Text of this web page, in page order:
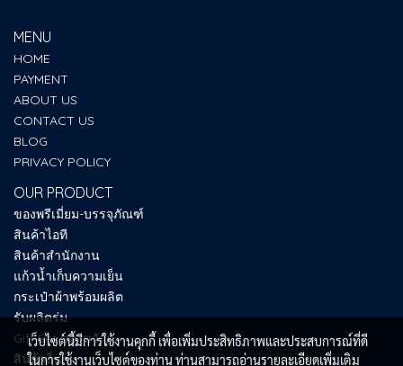
MENU
HOME
PAYMENT
ABOUT US
CONTACT US
BLOG
PRIVACY POLICY
OUR PRODUCT
ของพรีเมี่ยม-บรรจุภัณฑ์
สินค้าไอที
สินค้าสำนักงาน
แก้วน้ำเก็บความเย็น
กระเป๋าผ้าพร้อมผลิต
รับผลิตร่ม
Gift Set ของขวัญ
สินค้าอื่นๆ
เว็บไซต์นี้มีการใช้งานคุกกี้ เพื่อเพิ่มประสิทธิภาพและประสบการณ์ที่ดี
ในการใช้งานเว็บไซต์ของท่าน ท่านสามารถอ่านรายละเอียดเพิ่มเติม